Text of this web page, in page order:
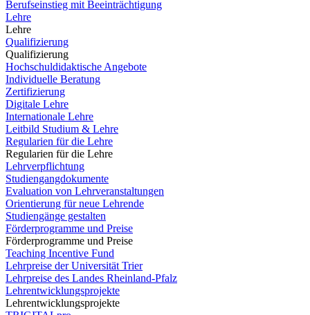
Berufseinstieg mit Beeinträchtigung
Lehre
Lehre
Qualifizierung
Qualifizierung
Hochschuldidaktische Angebote
Individuelle Beratung
Zertifizierung
Digitale Lehre
Internationale Lehre
Leitbild Studium & Lehre
Regularien für die Lehre
Regularien für die Lehre
Lehrverpflichtung
Studiengangdokumente
Evaluation von Lehrveranstaltungen
Orientierung für neue Lehrende
Studiengänge gestalten
Förderprogramme und Preise
Förderprogramme und Preise
Teaching Incentive Fund
Lehrpreise der Universität Trier
Lehrpreise des Landes Rheinland-Pfalz
Lehrentwicklungsprojekte
Lehrentwicklungsprojekte